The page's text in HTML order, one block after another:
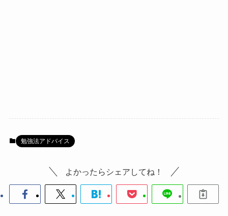
勉強法アドバイス
よかったらシェアしてね！